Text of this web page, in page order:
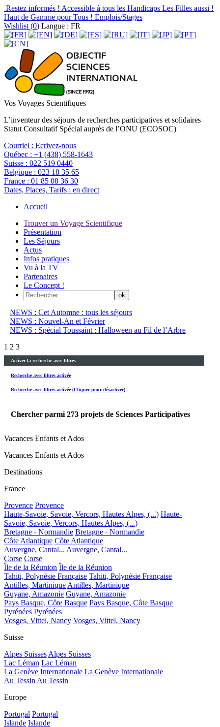
Restez informés ! Accessible à tous les Handicaps Les Filles aussi !
Haut de Gamme pour Tous ! Emplois/Stages
Wishlist (0) Langue : FR
Vos Voyages Scientifiques
L’inventeur des séjours de recherches participatives et solidaires
Statut Consultatif Spécial auprès de l’ONU (ECOSOC)
Courriel : Ecrivez-nous
Québec : +1 (438) 558-1643
Suisse : 022 519 0440
Belgique : 023 18 35 65
France : 01 85 08 36 30
Dates, Places, Tarifs : en direct
Accueil
Trouver un Voyage Scientifique
Présentation
Les Séjours
Actus
Infos pratiques
Vu à la TV
Partenaires
Le Concept !
NEWS : Cet Automne : tous les séjours
NEWS : Nouvel-An et Février
NEWS : Spécial Toussaint : Halloween au Fil de l’Arbre
1 2 3
Activer la recherche avec filtres
Recherche avec filtres activée
Recherche avec filtres activée (Cliquer pour désactiver)
Chercher parmi 273 projets de Sciences Participatives
Vacances Enfants et Ados
Vacances Enfants et Ados
Destinations
France
Provence Provence
Haute-Savoie, Savoie, Vercors, Hautes Alpes, (...) Haute-
Savoie, Savoie, Vercors, Hautes Alpes, (...)
Bretagne - Normandie Bretagne - Normandie
Côte Atlantique Côte Atlantique
Auvergne, Cantal... Auvergne, Cantal...
Corse Corse
Île de la Réunion Île de la Réunion
Tahiti, Polynésie Française Tahiti, Polynésie Française
Antilles, MartiniqueAntilles, Martinique
Guyane, Amazonie Guyane, Amazonie
Pays Basque, Côte Basque Pays Basque, Côte Basque
Pyrénées Pyrénées
Vosges, Vittel, Nancy Vosges, Vittel, Nancy
Suisse
Alpes SuissesAlpes Suisses
Lac Léman Lac Léman
La Genève Internationale La Genève Internationale
Au TessinAu Tessin
Europe
Portugal Portugal
Islande Islande